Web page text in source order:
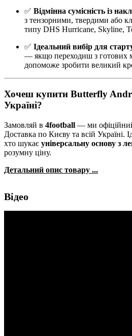
✅ Відмінна сумісність із
з тензорними, твердими або
типу DHS Hurricane, Skyline,
✅ Ідеальний вибір для
— якщо переходиш з готових
допоможе зробити великий
Хочеш купити Butterfly
Україні?
Замовляй в 4football — ми
Доставка по Києву та всій Україні.
хто шукає універсальну основу з
розумну ціну.
Детальний опис товару ...
Відео